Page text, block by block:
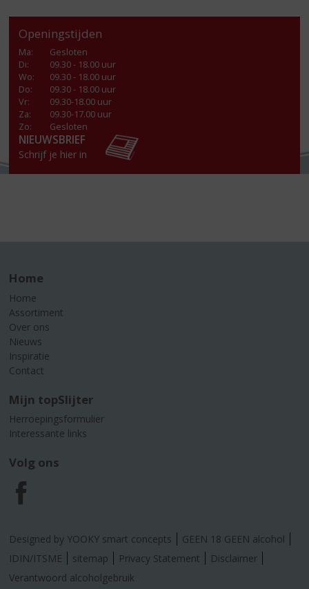
Openingstijden
Ma:
Gesloten
Di:
09.30 - 18.00 uur
Wo:
09.30 - 18.00 uur
Do:
09.30 - 18.00 uur
Vr:
09.30-18.00 uur
Za:
09.30-17.00 uur
Zo:
Gesloten
NIEUWSBRIEF
Schrijf je hier in
Home
Home
Assortiment
Over ons
Nieuws
Inspiratie
Contact
Mijn topSlijter
Herroepingsformulier
Interessante links
Volg ons
F
a
c
Designed by YOOKY smart concepts
GEEN 18 GEEN alcohol
IDIN/ITSME
sitemap Privacy Statement
Disclaimer
Verantwoord alcoholgebruik